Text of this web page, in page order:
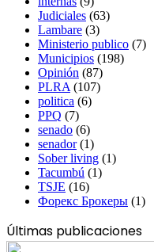
Judiciales (63)
Lambare (3)
Ministerio publico (7)
Municipios (198)
Opinión (87)
PLRA (107)
politica (6)
PPQ (7)
senado (6)
senador(1)
Sober living (1)
Tacumbú (1)
TSJE (16)
Форекс Брокеры (1)
Últimas publicaciones